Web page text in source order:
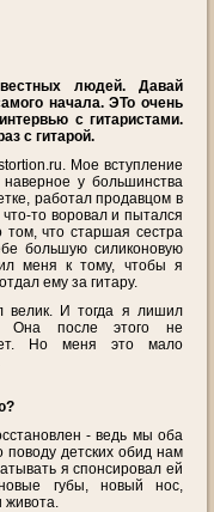
людей. Давай
начала. ЭТо очень
с гитаристами.
с гитарой.
Мое вступление
у большинства
работал продавцом в
то воровал и пытался
том, что старшая сестра
большую силиконовую
меня к тому, чтобы я
ему за гитару.
велик. И тогда я лишил
Она после этого не
Но меня это мало
- ведь мы оба
детских обид нам
я спонсировал ей
губы, новый нос,
живота.